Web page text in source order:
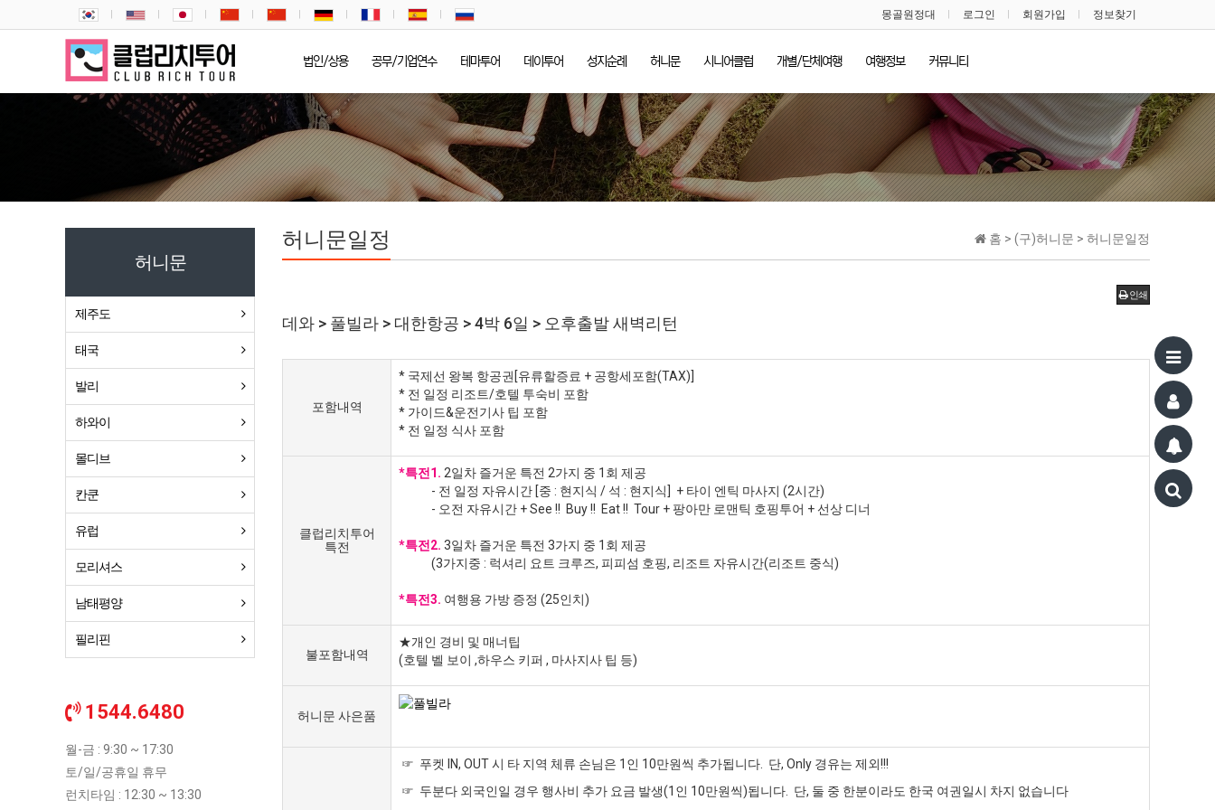
몽골원정대 로그인 회원가입 정보찾기
법인/상용 공무/기업연수 테마투어 데이투어 성지순례 허니문 시니어클럽 개별/단체여행 여행정보 커뮤니티
홈 > (구)허니문 > 허니문일정
허니문일정
인쇄
데와 > 풀빌라 > 대한항공 > 4박 6일 > 오후출발 새벽리턴
포함내역
* 국제선 왕복 항공권[유류할증료 + 공항세포함(TAX)]
* 전 일정 리조트/호텔 투숙비 포함
* 가이드&운전기사 팁 포함
* 전 일정 식사 포함
클럽리치투어
특전
​*특전1. 2일차 즐거운 특전 2가지 중 1회 제공
- 전 일정 자유시간 [중 : 현지식 / 석 : 현지식] + 타이 엔틱 마사지 (2시간)
- 오전 자유시간 + See !! Buy !! Eat !! Tour + 팡아만 로맨틱 호핑투어 + 선상 디너
*특전2. 3일차 즐거운 특전 3가지 중 1회 제공
(3가지중 : 럭셔리 요트 크루즈, 피피섬 호핑, 리조트 자유시간(리조트 중식)
*특전3. 여행용 가방 증정 (25인치)
불포함내역
★개인 경비 및 매너팁
(호텔 벨 보이 ,하우스 키퍼 , 마사지사 팁 등)
허니문 사은품
☞ 푸켓 IN, OUT 시 타 지역 체류 손님은 1인 10만원씩 추가됩니다. 단, Only 경유는 제외!!!
☞ 두분다 외국인일 경우 행사비 추가 요금 발생(1인 10만원씩)됩니다. 단, 둘 중 한분이라도 한국 여권일시 차지 없습니다
허니문
제주도
태국
발리
하와이
몰디브
칸쿤
유럽
모리셔스
남태평양
필리핀
1544.6480
월-금 : 9:30 ~ 17:30
토/일/공휴일 휴무
런치타임 : 12:30 ~ 13:30